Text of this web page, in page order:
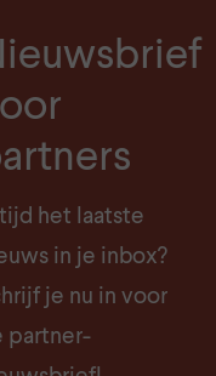
het laatste
in je inbox?
je nu in voor
partner-